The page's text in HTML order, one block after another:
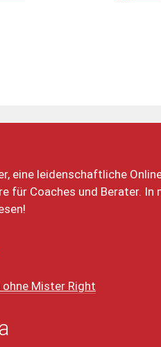
eine leidenschaftliche
für Coaches und Berater.